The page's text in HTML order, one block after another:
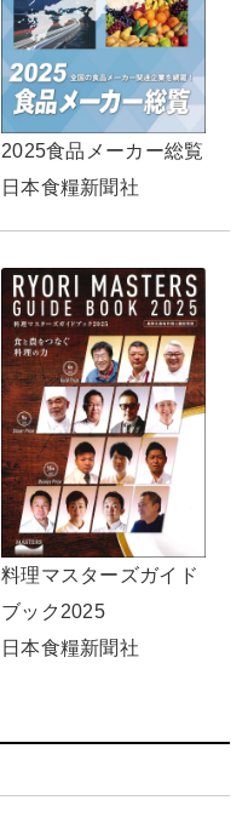
2025食品メーカー総覧
日本食糧新聞社
料理マスターズガイド
ブック2025
日本食糧新聞社